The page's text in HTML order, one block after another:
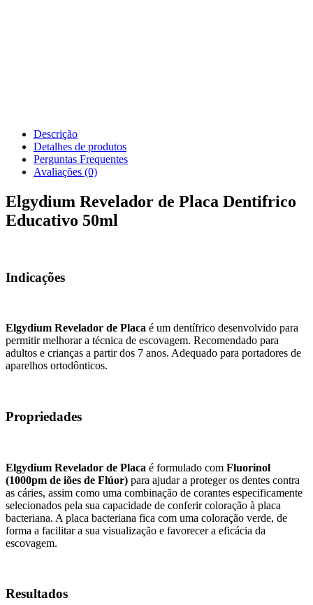
Descrição
Detalhes de produtos
Perguntas Frequentes
Avaliações (0)
Elgydium Revelador de Placa Dentifrico
Educativo 50ml
Indicações
Elgydium Revelador de Placa é um dentífrico desenvolvido para
permitir melhorar a técnica de escovagem. Recomendado para
adultos e crianças a partir dos 7 anos. Adequado para portadores de
aparelhos ortodônticos.
Propriedades
Elgydium Revelador de Placa é formulado com Fluorinol
(1000pm de iões de Flúor) para ajudar a proteger os dentes contra
as cáries, assim como uma combinação de corantes especificamente
selecionados pela sua capacidade de conferir coloração à placa
bacteriana. A placa bacteriana fica com uma coloração verde, de
forma a facilitar a sua visualização e favorecer a eficácia da
escovagem.
Resultados